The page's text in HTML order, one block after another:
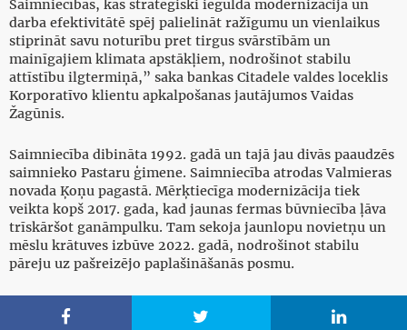
Saimniecības, kas stratēģiski iegulda modernizācijā un
darba efektivitātē spēj palielināt ražīgumu un vienlaikus
stiprināt savu noturību pret tirgus svārstībām un
mainīgajiem klimata apstākļiem, nodrošinot stabilu
attīstību ilgtermiņā,” saka bankas Citadele valdes loceklis
Korporatīvo klientu apkalpošanas jautājumos Vaidas
Žagūnis.
Saimniecība dibināta 1992. gadā un tajā jau divās paaudzēs
saimnieko Pastaru ģimene. Saimniecība atrodas Valmieras
novada Ķoņu pagastā. Mērķtiecīga modernizācija tiek
veikta kopš 2017. gada, kad jaunas fermas būvniecība ļāva
trīskāršot ganāmpulku. Tam sekoja jaunlopu novietņu un
mēslu krātuves izbūve 2022. gadā, nodrošinot stabilu
pāreju uz pašreizējo paplašināšanās posmu.
  